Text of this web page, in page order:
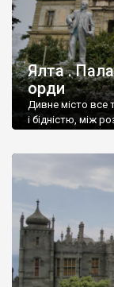
Ялта .
орди
Дивне місто все
і бідністю, між